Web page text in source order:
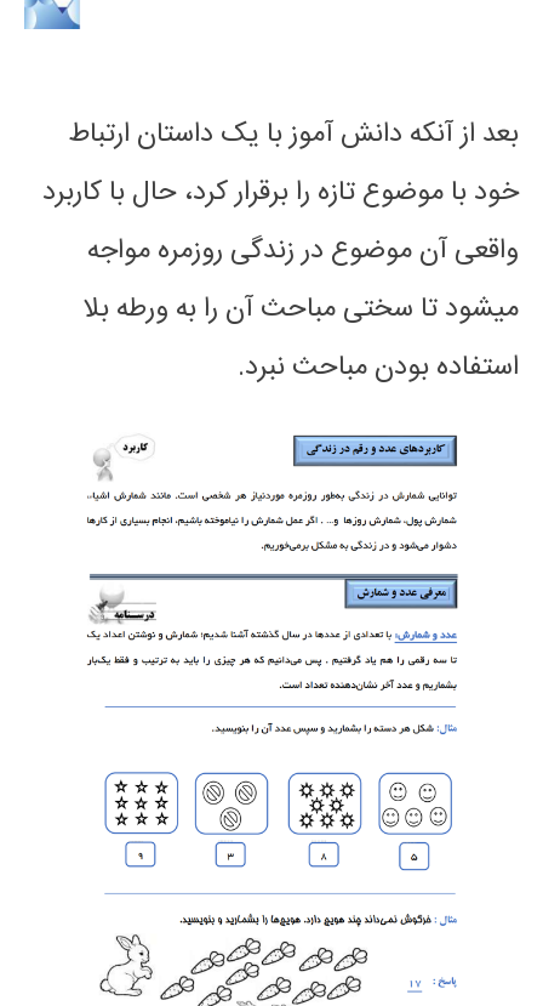
بعد از آنکه دانش آموز با یک داستان ارتباط
خود با موضوع تازه را برقرار کرد، حال با کاربرد
واقعی آن موضوع در زندگی روزمره مواجه
میشود تا سختی مباحث آن را به ورطه بلا
استفاده بودن مباحث نبرد.